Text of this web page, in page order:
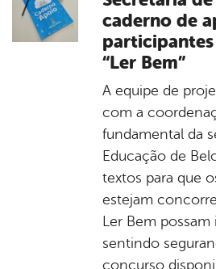
caderno de
“Ler Bem”
A equipe de
com a
fundamental da
Educação de
textos para que
estejam
Ler Bem possam
sentindo
concurso